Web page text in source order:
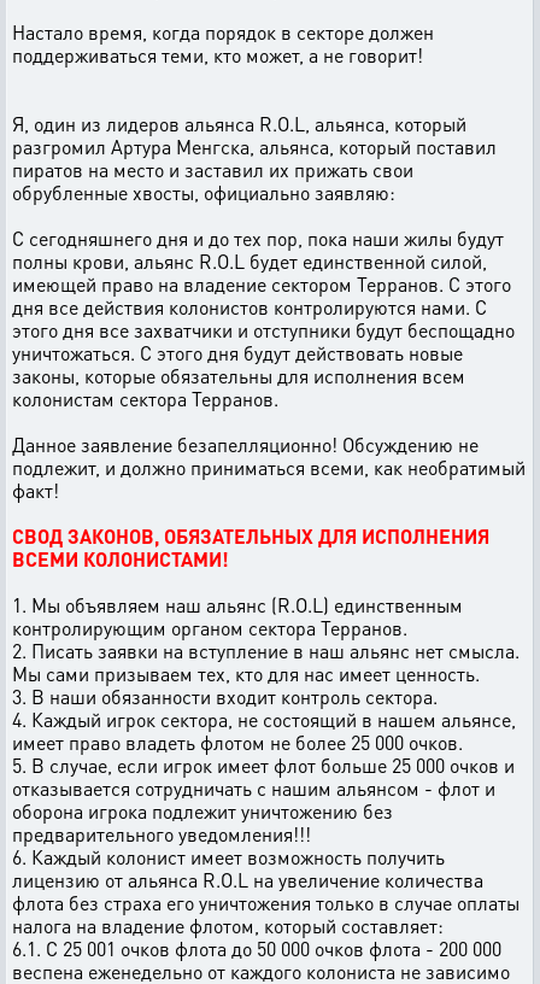
Настало время, когда порядок в секторе должен
поддерживаться теми, кто может, а не говорит!
Я, один из лидеров альянса R.O.L, альянса, который
разгромил Артура Менгска, альянса, который поставил
пиратов на место и заставил их прижать свои
обрубленные хвосты, официально заявляю:
С сегодняшнего дня и до тех пор, пока наши жилы будут
полны крови, альянс R.O.L будет единственной силой,
имеющей право на владение сектором Терранов. С этого
дня все действия колонистов контролируются нами. С
этого дня все захватчики и отступники будут беспощадно
уничтожаться. С этого дня будут действовать новые
законы, которые обязательны для исполнения всем
колонистам сектора Терранов.
Данное заявление безапелляционно! Обсуждению не
подлежит, и должно приниматься всеми, как необратимый
факт!
СВОД ЗАКОНОВ, ОБЯЗАТЕЛЬНЫХ ДЛЯ ИСПОЛНЕНИЯ
ВСЕМИ КОЛОНИСТАМИ!
1. Мы объявляем наш альянс (R.O.L) единственным
контролирующим органом сектора Терранов.
2. Писать заявки на вступление в наш альянс нет смысла.
Мы сами призываем тех, кто для нас имеет ценность.
3. В наши обязанности входит контроль сектора.
4. Каждый игрок сектора, не состоящий в нашем альянсе,
имеет право владеть флотом не более 25 000 очков.
5. В случае, если игрок имеет флот больше 25 000 очков и
отказывается сотрудничать с нашим альянсом - флот и
оборона игрока подлежит уничтожению без
предварительного уведомления!!!
6. Каждый колонист имеет возможность получить
лицензию от альянса R.O.L на увеличение количества
флота без страха его уничтожения только в случае оплаты
налога на владение флотом, который составляет:
6.1. С 25 001 очков флота до 50 000 очков флота - 200 000
веспена еженедельно от каждого колониста не зависимо